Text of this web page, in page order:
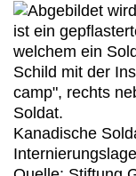
Kanadische